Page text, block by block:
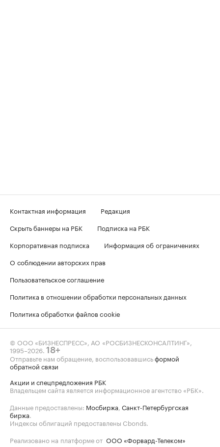
Контактная информация
Редакция
Скрыть баннеры на РБК
Подписка на РБК
Корпоративная подписка
Информация об ограничениях
О соблюдении авторских прав
Пользовательское соглашение
Политика в отношении обработки персональных данных
Политика обработки файлов cookie
© ООО «БИЗНЕСПРЕСС», АО «РОСБИЗНЕСКОНСАЛТИНГ»,
1995–2026 18+
Отправьте нам обращение, воспользовавшисьформой
обратной связи
Акции и спецпредложения РБК
Владельцем сайта является информационное агентство «РБК».
Данные предоставлены: Мосбиржа Санкт-Петербургская
биржа
Индексы облигаций предоставлены Cbonds.
Реализовано на платформе от ООО «Форвард-Телеком»